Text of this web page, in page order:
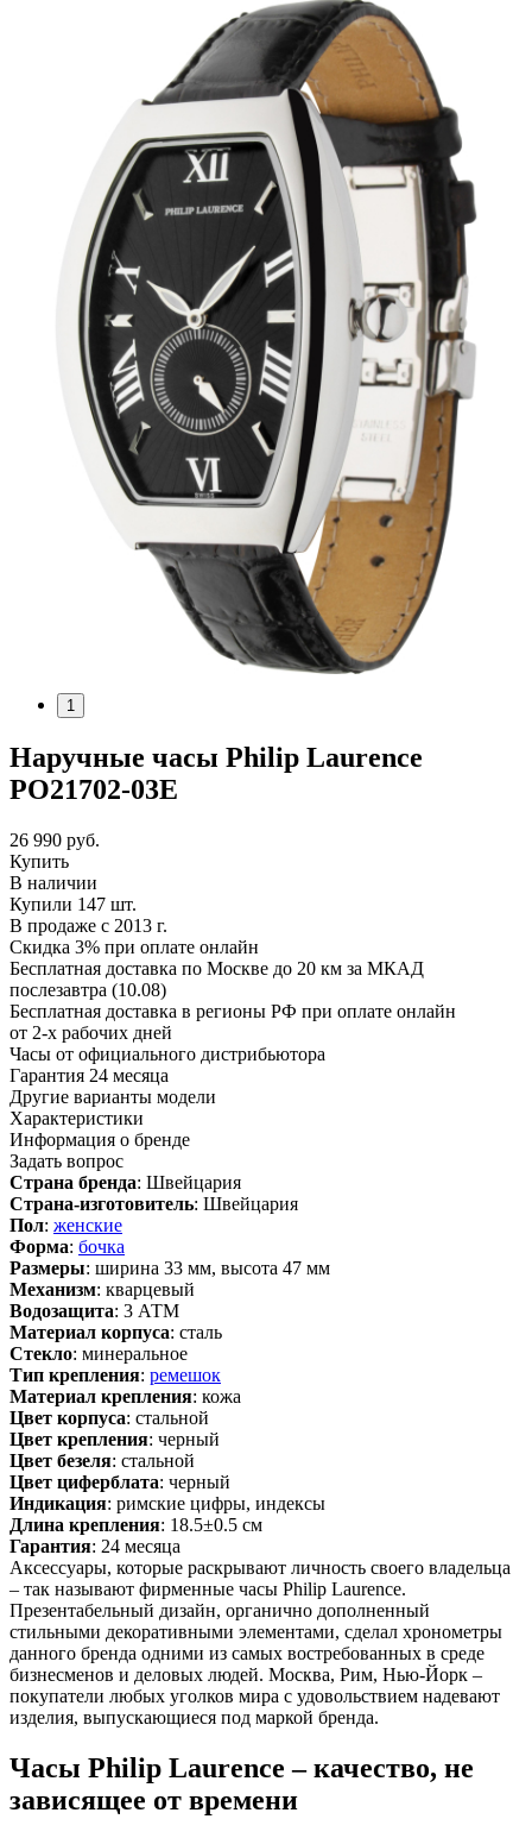
1
Наручные часы Philip Laurence
PO21702-03E
26 990 руб.
Купить
В наличии
Купили 147 шт.
В продаже с 2013 г.
Скидка 3% при оплате онлайн
Бесплатная доставка по Москве до 20 км за МКАД
послезавтра (10.08)
Бесплатная доставка в регионы РФ при оплате онлайн
от 2-х рабочих дней
Часы от официального дистрибьютора
Гарантия 24 месяца
Другие варианты модели
Характеристики
Информация о бренде
Задать вопрос
Страна бренда: Швейцария
Страна-изготовитель: Швейцария
Пол: женские
Форма: бочка
Размеры: ширина 33 мм, высота 47 мм
Механизм: кварцевый
Водозащита: 3 АТМ
Материал корпуса: сталь
Стекло: минеральное
Тип крепления: ремешок
Материал крепления: кожа
Цвет корпуса: стальной
Цвет крепления: черный
Цвет безеля: стальной
Цвет циферблата: черный
Индикация: римские цифры, индексы
Длина крепления: 18.5±0.5 см
Гарантия: 24 месяца
Аксессуары, которые раскрывают личность своего владельца
– так называют фирменные часы Philip Laurence.
Презентабельный дизайн, органично дополненный
стильными декоративными элементами, сделал хронометры
данного бренда одними из самых востребованных в среде
бизнесменов и деловых людей. Москва, Рим, Нью-Йорк –
покупатели любых уголков мира с удовольствием надевают
изделия, выпускающиеся под маркой бренда.
Часы Philip Laurence – качество, не
зависящее от времени